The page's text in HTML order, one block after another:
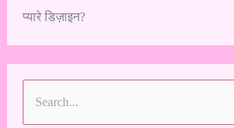
प्यारे डिज़ाइन?